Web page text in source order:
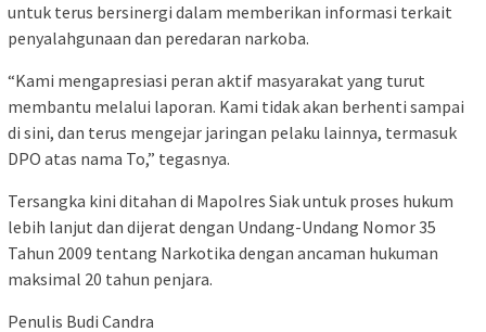
untuk terus bersinergi dalam memberikan informasi terkait
penyalahgunaan dan peredaran narkoba.
“Kami mengapresiasi peran aktif masyarakat yang turut
membantu melalui laporan. Kami tidak akan berhenti sampai
di sini, dan terus mengejar jaringan pelaku lainnya, termasuk
DPO atas nama To,” tegasnya.
Tersangka kini ditahan di Mapolres Siak untuk proses hukum
lebih lanjut dan dijerat dengan Undang-Undang Nomor 35
Tahun 2009 tentang Narkotika dengan ancaman hukuman
maksimal 20 tahun penjara.
Penulis Budi Candra